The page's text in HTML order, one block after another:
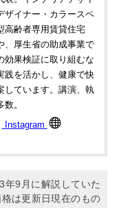
ザイナー・カラースペ
高齢者専用賃貸住宅
、厚生省の助成事業で
効果検証に取り組むな
践を活かし、健康で快
しています。講演、執
。
Instagram
年9月に解説していた
は更新日現在のもの